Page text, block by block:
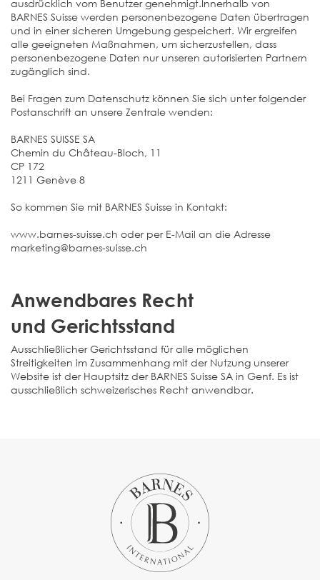
ausdrücklich vom Benutzer genehmigt.Innerhalb von
BARNES Suisse werden personenbezogene Daten übertragen
und in einer sicheren Umgebung gespeichert. Wir ergreifen
alle geeigneten Maßnahmen, um sicherzustellen, dass
personenbezogene Daten nur unseren autorisierten Partnern
zugänglich sind.
Bei Fragen zum Datenschutz können Sie sich unter folgender
Postanschrift an unsere Zentrale wenden:
BARNES SUISSE SA
Chemin du Château-Bloch, 11
CP 172
1211 Genève 8
So kommen Sie mit BARNES Suisse in Kontakt:
www.barnes-suisse.ch oder per E-Mail an die Adresse
marketing@barnes-suisse.ch
Anwendbares Recht
und Gerichtsstand
Ausschließlicher Gerichtsstand für alle möglichen
Streitigkeiten im Zusammenhang mit der Nutzung unserer
Website ist der Hauptsitz der BARNES Suisse SA in Genf. Es ist
ausschließlich schweizerisches Recht anwendbar.